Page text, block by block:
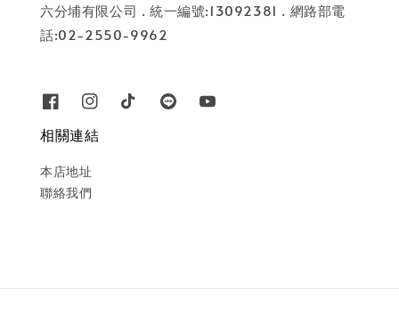
六分埔有限公司 . 統一編號:13092381 . 網路部電
話:02-2550-9962
相關連結
本店地址
聯絡我們